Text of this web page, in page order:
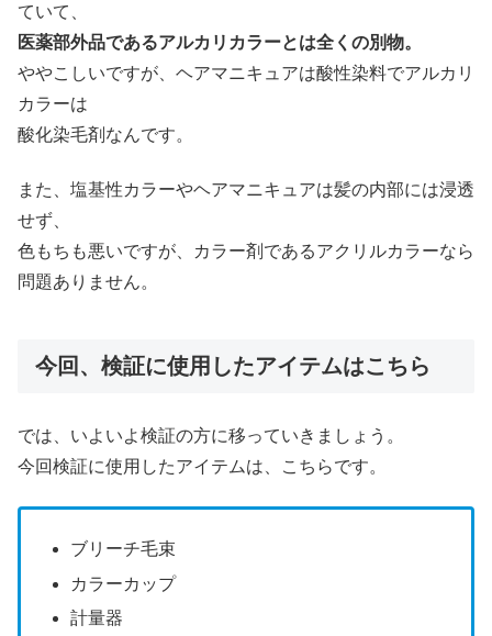
ていて、
医薬部外品であるアルカリカラーとは全くの別物。
ややこしいですが、ヘアマニキュアは酸性染料でアルカリ
カラーは
酸化染毛剤なんです。
また、塩基性カラーやヘアマニキュアは髪の内部には浸透
せず、
色もちも悪いですが、カラー剤であるアクリルカラーなら
問題ありません。
今回、検証に使用したアイテムはこちら
では、いよいよ検証の方に移っていきましょう。
今回検証に使用したアイテムは、こちらです。
ブリーチ毛束
カラーカップ
計量器